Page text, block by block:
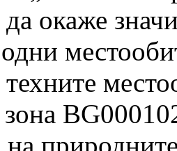
окаже
зона
на